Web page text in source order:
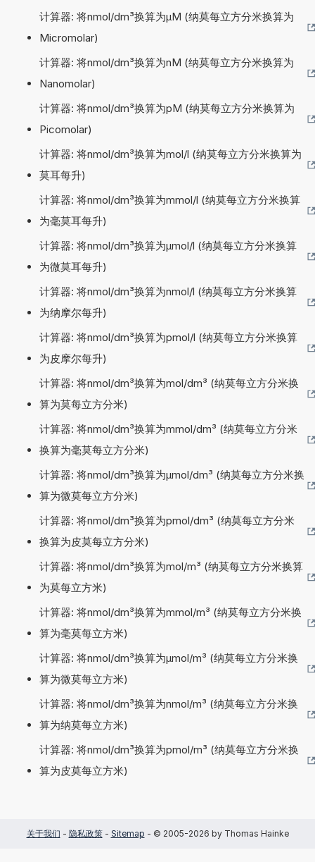
计算器: 将nmol/dm³换算为µM (纳莫每立方分米换算为
Micromolar)
计算器: 将nmol/dm³换算为nM (纳莫每立方分米换算为
Nanomolar)
计算器: 将nmol/dm³换算为pM (纳莫每立方分米换算为
Picomolar)
计算器: 将nmol/dm³换算为mol/l (纳莫每立方分米换算为
莫耳每升)
计算器: 将nmol/dm³换算为mmol/l (纳莫每立方分米换算
为毫莫耳每升)
计算器: 将nmol/dm³换算为µmol/l (纳莫每立方分米换算
为微莫耳每升)
计算器: 将nmol/dm³换算为nmol/l (纳莫每立方分米换算
为纳摩尔每升)
计算器: 将nmol/dm³换算为pmol/l (纳莫每立方分米换算
为皮摩尔每升)
计算器: 将nmol/dm³换算为mol/dm³ (纳莫每立方分米换
算为莫每立方分米)
计算器: 将nmol/dm³换算为mmol/dm³ (纳莫每立方分米
换算为毫莫每立方分米)
计算器: 将nmol/dm³换算为µmol/dm³ (纳莫每立方分米换
算为微莫每立方分米)
计算器: 将nmol/dm³换算为pmol/dm³ (纳莫每立方分米
换算为皮莫每立方分米)
计算器: 将nmol/dm³换算为mol/m³ (纳莫每立方分米换算
为莫每立方米)
计算器: 将nmol/dm³换算为mmol/m³ (纳莫每立方分米换
算为毫莫每立方米)
计算器: 将nmol/dm³换算为µmol/m³ (纳莫每立方分米换
算为微莫每立方米)
计算器: 将nmol/dm³换算为nmol/m³ (纳莫每立方分米换
算为纳莫每立方米)
计算器: 将nmol/dm³换算为pmol/m³ (纳莫每立方分米换
算为皮莫每立方米)
关于我们 - 隐私政策- Sitemap - © 2005-2026 by Thomas Hainke